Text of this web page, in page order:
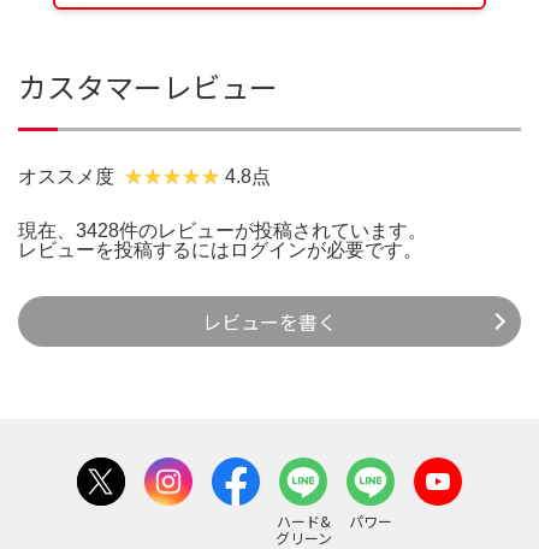
カスタマーレビュー
オススメ度 4.8点
現在、3428件のレビューが投稿されています。
レビューを投稿するには ログインが必要です。
レビューを書く
ハード&
グリーン
パワー